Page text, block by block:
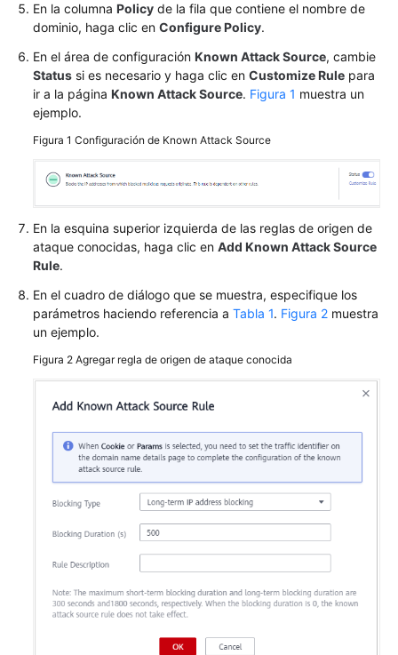
de
una
regla
de
protección
contra
ataques
CC
de
una
de
protección
precisa
una
tabla
de
referencia
Configuración
de
lista
negra
o
En la columna Policy de la fila que contiene el nombre de
dominio, haga clic en Configure Policy.
En el área de configuración Known Attack Source, cambie
Status si es necesario y haga clic en Customize Rule para
ir a la página Known Attack Source. Figura 1 muestra un
ejemplo.
Figura 1 Configuración de Known Attack Source
En la esquina superior izquierda de las reglas de origen de
ataque conocidas, haga clic en Add Known Attack Source
Rule.
En el cuadro de diálogo que se muestra, especifique los
parámetros haciendo referencia a Tabla 1. Figura 2 muestra
un ejemplo.
Figura 2 Agregar regla de origen de ataque conocida